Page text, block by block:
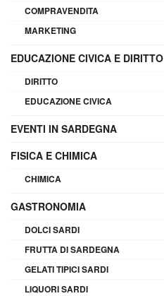
COMPRAVENDITA
MARKETING
EDUCAZIONE CIVICA E DIRITTO
DIRITTO
EDUCAZIONE CIVICA
EVENTI IN SARDEGNA
FISICA E CHIMICA
CHIMICA
GASTRONOMIA
DOLCI SARDI
FRUTTA DI SARDEGNA
GELATI TIPICI SARDI
LIQUORI SARDI